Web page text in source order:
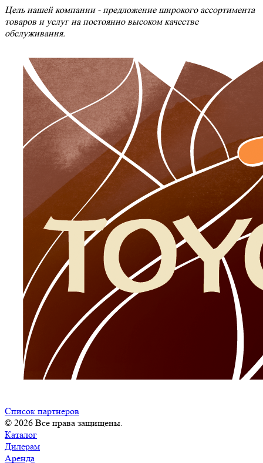
Цель нашей компании - предложение широкого ассортимента
товаров и услуг на постоянно высоком качестве
обслуживания.
Список партнеров
© 2026 Все права защищены.
Каталог
Дилерам
Аренда